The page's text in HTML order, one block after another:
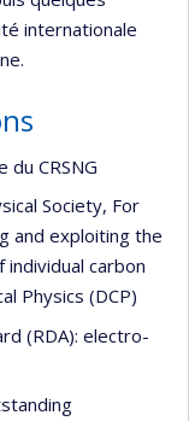
internationale
du CRSNG
Society, For
and exploiting the
carbon
Physics (DCP)
(RDA): electro-